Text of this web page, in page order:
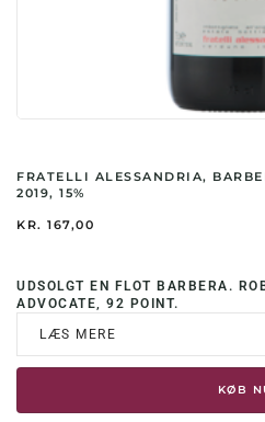
FRATELLI ALESSANDRIA,
2019, 15%
KR. 167,00
UDSOLGT EN FLOT BARBERA.
ADVOCATE, 92 POINT.
LÆS MERE
KØB